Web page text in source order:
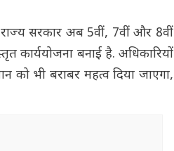
राज्य सरकार अब 5वीं, 7वीं और 8वीं
कार्ययोजना बनाई है. अधिकारियों
भी बराबर महत्व दिया जाएगा,